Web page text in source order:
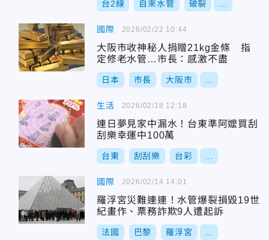
台2線 自來水管 破裂
國際
大阪市收神秘人捐贈21kg金條 指
定修老水管…市長：感激不盡
日本 市長 大阪市
2026/02/22 10:44
生活
連日夢見家中漏水！台東準阿嬤買刮
刮樂幸運中100萬
台東 刮刮樂 台彩
2026/02/18 12:18
國際
羅浮宮災難連連！水管爆裂損毀19世
紀畫作、票務詐欺9人遭起訴
法國 巴黎 羅浮宮
2026/02/14 14:01